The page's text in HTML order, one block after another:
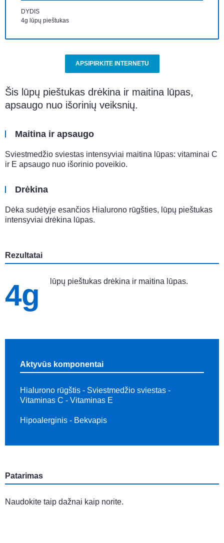
DYDIS
4g lūpų pieštukas
APSIPIRKITE INTERNETU
Šis lūpų pieštukas drėkina ir maitina lūpas,
apsaugo nuo išorinių veiksnių.
Maitina ir apsaugo
Sviestmedžio sviestas intensyviai maitina lūpas: vitaminai C
ir E apsaugo nuo išorinio poveikio.
Drėkina
Dėka sudėtyje esančios Hialurono rūgšties, lūpų pieštukas
intensyviai drėkina lūpas.
Rezultatai
4g lūpų pieštukas drėkina ir maitina lūpas.
Aktyvūs komponentai
Hialurono rūgštis - Sviestmedžio sviestas -
Vitaminas C - Vitaminas E
Hipoalerginis - Bekvapis
Patarimas
Naudokite taip dažnai kaip norite.